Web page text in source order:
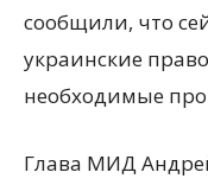
сообщили, что
украинские
необходимые
Глава МИД